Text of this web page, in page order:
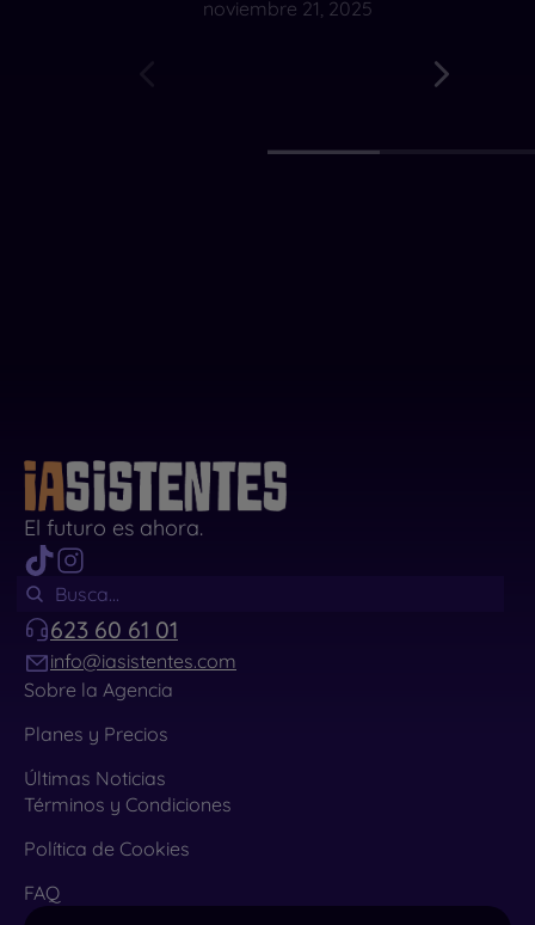
noviembre 21, 2025
El futuro es ahora.
623 60 61 01
info@iasistentes.com
Sobre la Agencia
Planes y Precios
Últimas Noticias
Términos y Condiciones
Política de Cookies
FAQ